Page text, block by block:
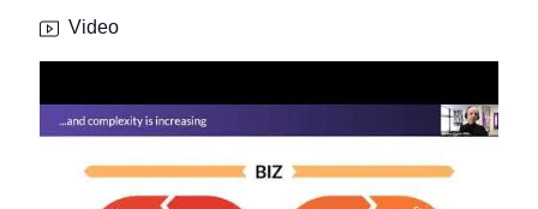
Video